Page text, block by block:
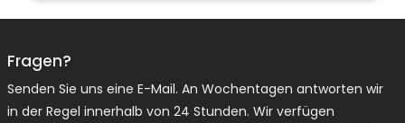
Fragen?
Senden Sie uns eine E-Mail. An Wochentagen antworten wir
in der Regel innerhalb von 24 Stunden. Wir verfügen